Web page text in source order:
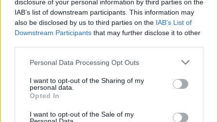
disclosure of your personal information by third parties on the
IAB’s list of downstream participants. This information may
also be disclosed by us to third parties on the IAB’s List of
Downstream Participants that may further disclose it to other
Personal Data Processing Opt Outs
I want to opt-out of the Sharing of my
personal data.
Opted In
I want to opt-out of the Sale of my
00:00:30
Vaizdai iš tragiškos avarijos Vilniaus r.: dviejų moterų ir
vaiko gyvybių išgelbėti nepavyko
Žinios | Lietuvos diena
Savaitės vidurys nusimato karštas: temperatūra kils iki
32 laipsnių šilumos